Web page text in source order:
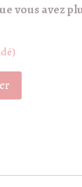
vous avez